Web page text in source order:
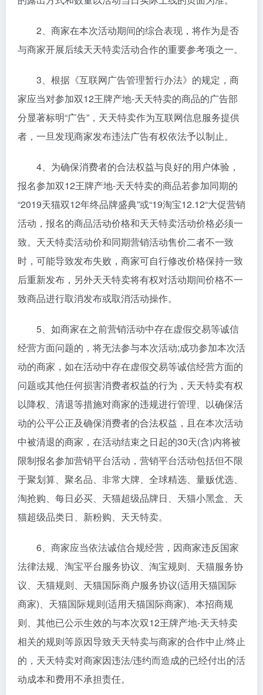
2、商家在本次活动期间的综合表现，将作为是否
与商家开展后续天天特卖活动合作的重要参考项之一。
3、根据《互联网广告管理暂行办法》的规定，商
家应当对参加双12王牌产地-天天特卖的商品的广告部
分显著标明“广告”，天天特卖作为互联网信息服务提供
者，一旦发现商家发布违法广告有权依法予以制止。
4、为确保消费者的合法权益与良好的用户体验，
报名参加双12王牌产地-天天特卖的商品若参加同期的
“2019天猫双12年终品牌盛典”或“19淘宝12.12“大促营销
活动，报名的商品活动价格和天天特卖活动价格必须一
致。天天特卖活动价和同期营销活动售价二者不一致
时，可能导致发布失败，商家可自行修改价格保持一致
后重新发布，另外天天特卖将有权对活动期间价格不一
致商品进行取消发布或取消活动操作。
5、如商家在之前营销活动中存在虚假交易等诚信
经营方面问题的，将无法参与本次活动;成功参加本次活
动的商家，如在活动中存在虚假交易等诚信经营方面的
问题或其他任何损害消费者权益的行为，天天特卖有权
以降权、清退等措施对商家的违规进行管理、以确保活
动的公平公正及确保消费者的合法权益，且在本次活动
中被清退的商家，在活动结束之日起的30天(含)内将被
限制报名参加营销平台活动，营销平台活动包括但不限
于聚划算、聚名品、非常大牌、全球精选、量贩优选、
淘抢购、每日必买、天猫超级品牌日、天猫小黑盒、天
猫超级品类日、新粉购、天天特卖。
6、商家应当依法诚信合规经营，因商家违反国家
法律法规、淘宝平台服务协议、淘宝规则、天猫服务协
议、天猫规则、天猫国际商户服务协议(适用天猫国际
商家)、天猫国际规则(适用天猫国际商家)、本招商规
则、其他已公示生效的与本次双12王牌产地-天天特卖
相关的规则等原因导致天天特卖与商家的合作中止/终止
的，天天特卖对商家因违法/违约而造成的已经付出的活
动成本和费用不承担责任。